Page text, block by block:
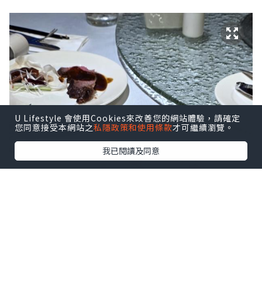
U Lifestyle 會使用Cookies來改善您的網站體驗，請確定
您同意接受本網站之私隱政策和使用條款才可繼續瀏覽。
我已閱讀及同意